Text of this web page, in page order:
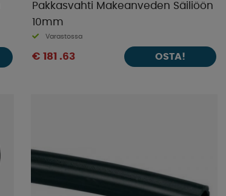
Pakkasvahti Makeanveden Säiliöön
10mm
Varastossa
€ 181 .63 OSTA!